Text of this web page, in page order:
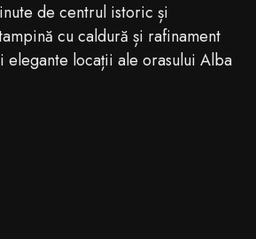
de centrul istoric și
cu caldură și rafinament
elegante locații ale orasului Alba